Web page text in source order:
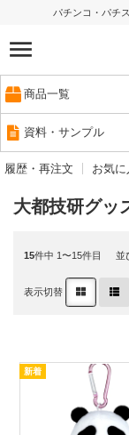
パチンコ・パチ
商品一覧
資料・サンプル
履歴・再注文 お気に
大都技研グッ
15件中 1〜15件目 並
表示切替